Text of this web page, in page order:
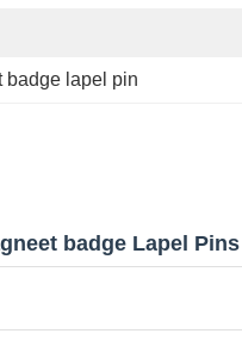
badge lapel pin
badge Lapel Pins